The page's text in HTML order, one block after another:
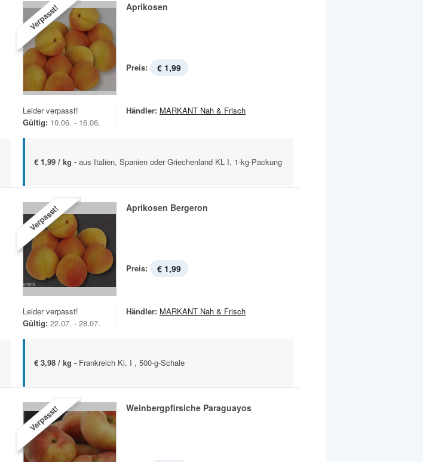
Verpasst! Aprikosen
Preis: € 1,99
Leider verpasst!
Gültig: 10.06. - 16.06.
Händler: MARKANT Nah & Frisch
€ 1,99 / kg - aus Italien, Spanien oder Griechenland KL I, 1-kg-Packung
Verpasst! Aprikosen Bergeron
Preis: € 1,99
Leider verpasst!
Gültig: 22.07. - 28.07.
Händler: MARKANT Nah & Frisch
€ 3,98 / kg - Frankreich Kl. I , 500-g-Schale
Verpasst! Weinbergpfirsiche Paraguayos